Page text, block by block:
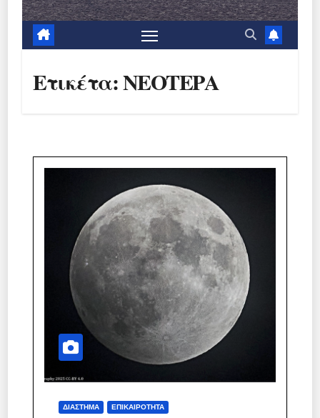
Ετικέτα:ΝΕΟΤΕΡΑ
ΔΙΆΣΤΗΜΑ ΕΠΙΚΑΙΡΌΤΗΤΑ